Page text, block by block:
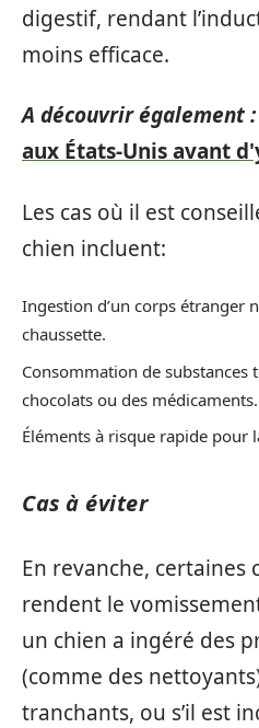
digestif, rendant
moins efficace.
A découvrir également :
aux États-Unis avant
Les cas où il est
chien incluent:
Ingestion d’un corps étranger
chaussette.
Consommation de substances
chocolats ou des médicaments.
Éléments à risque rapide pour
Cas à éviter
En revanche, certaines
rendent le
un chien a ingéré des
(comme des
tranchants, ou s’il est